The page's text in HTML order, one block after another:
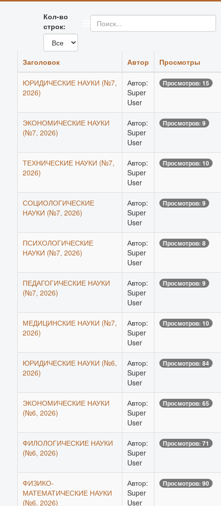
Кол-во
строк:
Заголовок Автор Просмотры
ЮРИДИЧЕСКИЕ НАУКИ (№7,
2026)
Автор:
Super
User
Просмотров: 15
ЭКОНОМИЧЕСКИЕ НАУКИ
(№7, 2026)
Автор:
Super
User
Просмотров: 9
ТЕХНИЧЕСКИЕ НАУКИ (№7,
2026)
Автор:
Super
User
Просмотров: 10
СОЦИОЛОГИЧЕСКИЕ
НАУКИ (№7, 2026)
Автор:
Super
User
Просмотров: 9
ПСИХОЛОГИЧЕСКИЕ
НАУКИ (№7, 2026)
Автор:
Super
User
Просмотров: 8
ПЕДАГОГИЧЕСКИЕ НАУКИ
(№7, 2026)
Автор:
Super
User
Просмотров: 9
МЕДИЦИНСКИЕ НАУКИ (№7,
2026)
Автор:
Super
User
Просмотров: 10
ЮРИДИЧЕСКИЕ НАУКИ (№6,
2026)
Автор:
Super
User
Просмотров: 84
ЭКОНОМИЧЕСКИЕ НАУКИ
(№6, 2026)
Автор:
Super
User
Просмотров: 65
ФИЛОЛОГИЧЕСКИЕ НАУКИ
(№6, 2026)
Автор:
Super
User
Просмотров: 71
ФИЗИКО-
МАТЕМАТИЧЕСКИЕ НАУКИ
(№6, 2026)
Автор:
Super
User
Просмотров: 90